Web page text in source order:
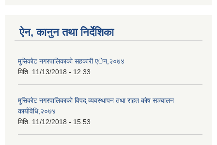
ऐन, कानुन तथा निर्देशिका
मुसिकाेट नगरपालिकाकाे सहकारी एेन,२०७४
मिति: 11/13/2018 - 12:33
मुसिकाेट नगरपालिकाकाे विपद् व्यवस्थापन तथा राहत काेष सञ्चालन
कार्यविधि,२०७४
मिति: 11/12/2018 - 15:53